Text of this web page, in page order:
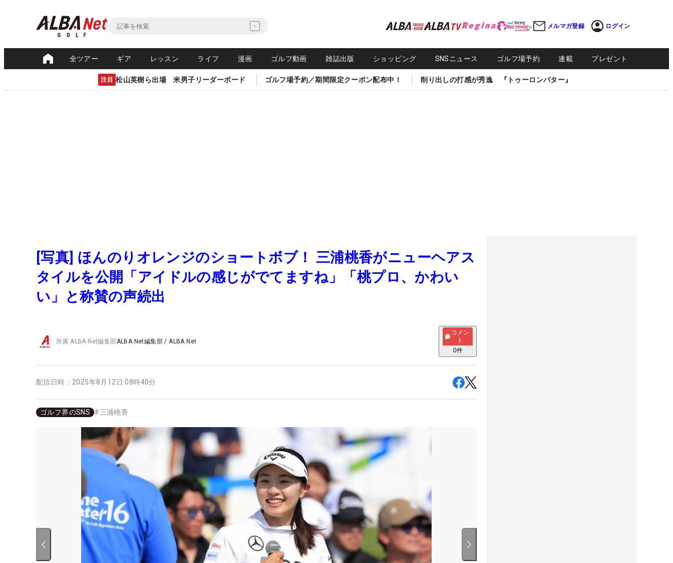
メルマガ登録 ログイン
全ツアー ギア レッスン ライフ 漫画 ゴルフ動画 雑誌出版 ショッピング SNSニュース ゴルフ場予約 連載 プレゼント
注目 松山英樹ら出場 米男子リーダーボード ゴルフ場予約／期間限定クーポン配布中！ 削り出しの打感が秀逸 『トゥーロンパター』
[写真] ほんのりオレンジのショートボブ！ 三浦桃香がニューヘアス
タイルを公開「アイドルの感じがでてますね」「桃プロ、かわい
い」と称賛の声続出
所属ALBA Net編集部ALBA Net編集部 /ALBA Net
コメン
ト
0件
配信日時： 2025年8月12日 08時40分
ゴルフ界のSNS #三浦桃香